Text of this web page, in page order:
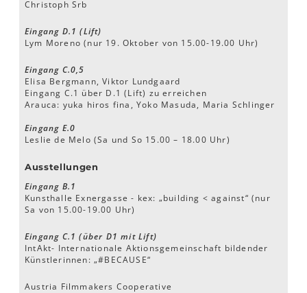
Christoph Srb
Eingang D.1 (Lift)
Lym Moreno (nur 19. Oktober von 15.00-19.00 Uhr)
Eingang C.0,5
Elisa Bergmann, Viktor Lundgaard
Eingang C.1 über D.1 (Lift) zu erreichen
Arauca: yuka hiros fina, Yoko Masuda, Maria Schlinger
Eingang E.0
Leslie de Melo (Sa und So 15.00 – 18.00 Uhr)
Ausstellungen
Eingang B.1
Kunsthalle Exnergasse - kex: „building < against“ (nur
Sa von 15.00-19.00 Uhr)
Eingang C.1 (über D1 mit Lift)
IntAkt- Internationale Aktionsgemeinschaft bildender
Künstlerinnen: „#BECAUSE“
Austria Filmmakers Cooperative